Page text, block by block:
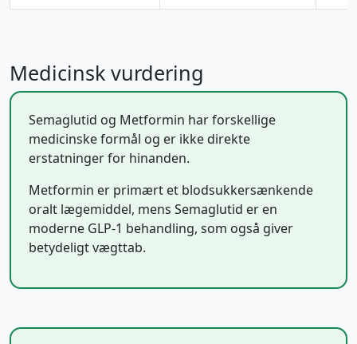
Medicinsk vurdering
Semaglutid og Metformin har forskellige
medicinske formål og er ikke direkte
erstatninger for hinanden.
Metformin er primært et blodsukkersænkende
oralt lægemiddel, mens Semaglutid er en
moderne GLP-1 behandling, som også giver
betydeligt vægttab.